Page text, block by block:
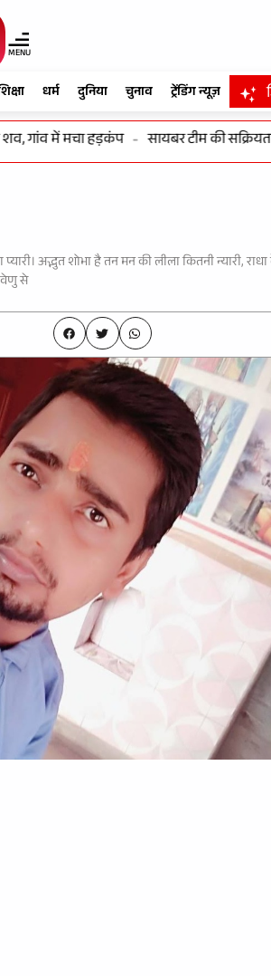
MENU
धर्म दुनिया चुनाव ट्रेंडिंग न्यूज़
में मचा हड़कंप - सायबर टीम की सक्रियता से
प्यारी। अद्भुत शोभा है तन मन की लीला कितनी न्यारी,
वेणु से